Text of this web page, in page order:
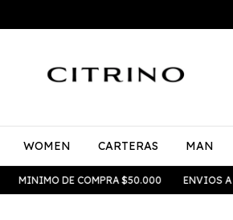
WOMEN CARTERAS MAN
MINIMO DE COMPRA $50.000 ENVIOS A